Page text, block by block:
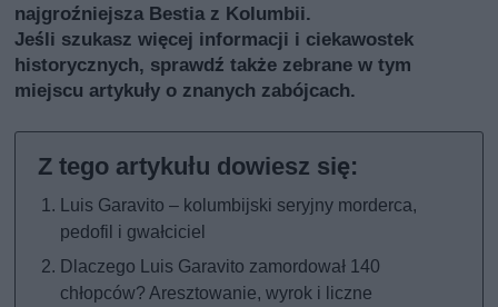
najgroźniejsza Bestia z Kolumbii.
Jeśli szukasz więcej informacji i ciekawostek
historycznych, sprawdź także zebrane w tym
miejscu artykuły o znanych zabójcach.
Luis Garavito – kolumbijski seryjny morderca,
pedofil i gwałciciel
Dlaczego Luis Garavito zamordował 140
chłopców? Aresztowanie, wyrok i liczne